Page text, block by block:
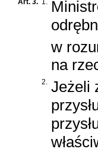
w
na
2. Jeżeli